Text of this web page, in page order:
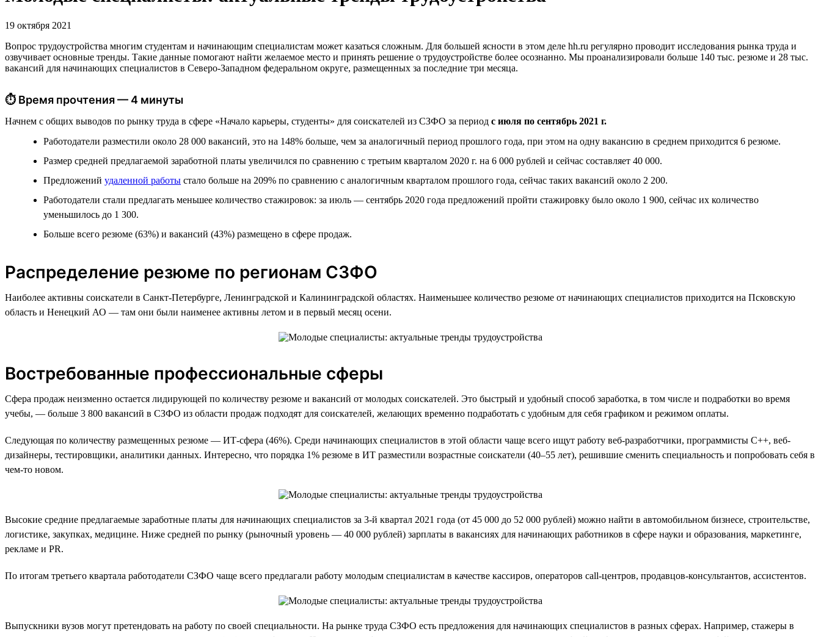
19 октября 2021
Вопрос трудоустройства многим студентам и начинающим специалистам может казаться сложным. Для большей ясности в этом деле hh.ru регулярно проводит исследования рынка труда и
озвучивает основные тренды. Такие данные помогают найти желаемое место и принять решение о трудоустройстве более осознанно. Мы проанализировали больше 140 тыс. резюме и 28 тыс.
вакансий для начинающих специалистов в Северо-Западном федеральном округе, размещенных за последние три месяца.
⏱ Время прочтения — 4 минуты
Начнем с общих выводов по рынку труда в сфере «Начало карьеры, студенты» для соискателей из СЗФО за период с июля по сентябрь 2021 г.
Работодатели разместили около 28 000 вакансий, это на 148% больше, чем за аналогичный период прошлого года, при этом на одну вакансию в среднем приходится 6 резюме.
Размер средней предлагаемой заработной платы увеличился по сравнению с третьим кварталом 2020 г. на 6 000 рублей и сейчас составляет 40 000.
Предложений удаленной работы стало больше на 209% по сравнению с аналогичным кварталом прошлого года, сейчас таких вакансий около 2 200.
Работодатели стали предлагать меньшее количество стажировок: за июль — сентябрь 2020 года предложений пройти стажировку было около 1 900, сейчас их количество
уменьшилось до 1 300.
Больше всего резюме (63%) и вакансий (43%) размещено в сфере продаж.
Распределение резюме по регионам СЗФО
Наиболее активны соискатели в Санкт-Петербурге, Ленинградской и Калининградской областях. Наименьшее количество резюме от начинающих специалистов приходится на Псковскую
область и Ненецкий АО — там они были наименее активны летом и в первый месяц осени.
Востребованные профессиональные сферы
Сфера продаж неизменно остается лидирующей по количеству резюме и вакансий от молодых соискателей. Это быстрый и удобный способ заработка, в том числе и подработки во время
учебы, — больше 3 800 вакансий в СЗФО из области продаж подходят для соискателей, желающих временно подработать с удобным для себя графиком и режимом оплаты.
Следующая по количеству размещенных резюме — ИТ-сфера (46%). Среди начинающих специалистов в этой области чаще всего ищут работу веб-разработчики, программисты C++, веб-
дизайнеры, тестировщики, аналитики данных. Интересно, что порядка 1% резюме в ИТ разместили возрастные соискатели (40–55 лет), решившие сменить специальность и попробовать себя в
чем-то новом.
Высокие средние предлагаемые заработные платы для начинающих специалистов за 3-й квартал 2021 года (от 45 000 до 52 000 рублей) можно найти в автомобильном бизнесе, строительстве,
логистике, закупках, медицине. Ниже средней по рынку (рыночный уровень — 40 000 рублей) зарплаты в вакансиях для начинающих работников в сфере науки и образования, маркетинге,
рекламе и PR.
По итогам третьего квартала работодатели СЗФО чаще всего предлагали работу молодым специалистам в качестве кассиров, операторов call-центров, продавцов-консультантов, ассистентов.
Выпускники вузов могут претендовать на работу по своей специальности. На рынке труда СЗФО есть предложения для начинающих специалистов в разных сферах. Например, стажеры в